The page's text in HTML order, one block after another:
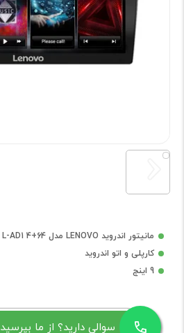
مانیتور اندروید LENOVO مدل L-AD1 4+64
کارپلی و اتو اندروید
9 اینج
سوالی دارید؟ از ما بپرسید